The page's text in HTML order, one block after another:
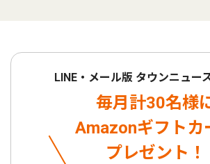
LINE・メール版 タウンニュー
毎月計30名様
Amazonギフトカ
プレゼント！